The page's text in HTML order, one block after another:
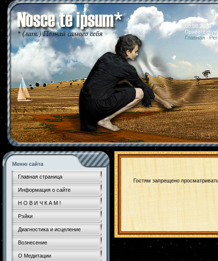
08.08.2026
Главная
Меню сайта
Главная страница
Информация о сайте
Н О В И Ч К А М !
Рэйки
Диагностика и исцеление
Вознесение
О Медитации
Гостям запрещено